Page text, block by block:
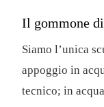
Il gommone
Siamo l’unica
appoggio in
tecnico; in